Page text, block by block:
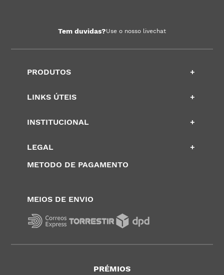
Tem duvidas?Use o nosso livechat
PRODUTOS +
LINKS ÚTEIS +
INSTITUCIONAL +
LEGAL
+
METODO DE PAGAMENTO
MEIOS DE ENVIO
PRÉMIOS